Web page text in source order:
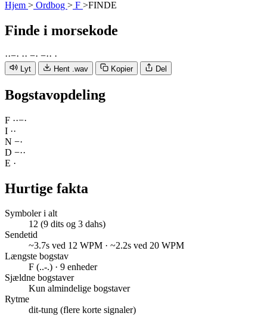
Hjem > Ordbog > F >FINDE
Finde i morsekode
··−· ·· −· −·· ·
Lyt Hent .wav Kopier Del
Bogstavopdeling
F ··−·
I ··
N −·
D −··
E ·
Hurtige fakta
Symboler i alt
12 (9 dits og 3 dahs)
Sendetid
~3.7s ved 12 WPM · ~2.2s ved 20 WPM
Længste bogstav
F (..-.) · 9 enheder
Sjældne bogstaver
Kun almindelige bogstaver
Rytme
dit-tung (flere korte signaler)